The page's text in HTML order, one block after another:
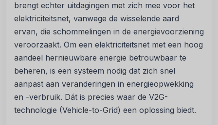
brengt echter uitdagingen met zich mee voor het
elektriciteitsnet, vanwege de wisselende aard
ervan, die schommelingen in de energievoorziening
veroorzaakt. Om een elektriciteitsnet met een hoog
aandeel hernieuwbare energie betrouwbaar te
beheren, is een systeem nodig dat zich snel
aanpast aan veranderingen in energieopwekking
en -verbruik. Dát is precies waar de V2G-
technologie (Vehicle-to-Grid) een oplossing biedt.